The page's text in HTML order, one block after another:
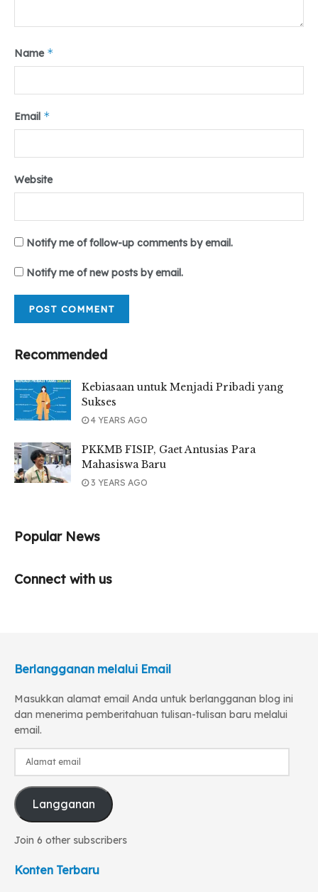
Name *
Email *
Website
Notify me of follow-up comments by email.
Notify me of new posts by email.
Recommended
Kebiasaan untuk Menjadi Pribadi yang
Sukses
4 YEARS AGO
PKKMB FISIP, Gaet Antusias Para
Mahasiswa Baru
3 YEARS AGO
Popular News
Connect with us
Berlangganan melalui Email
Masukkan alamat email Anda untuk berlangganan blog ini
dan menerima pemberitahuan tulisan-tulisan baru melalui
email.
Alamat
Langganan
Join 6 other subscribers
Konten Terbaru